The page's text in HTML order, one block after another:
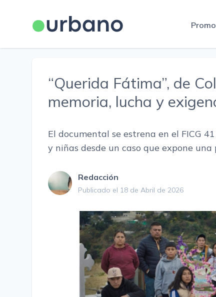
“Querida Fátima”, de
memoria, lucha y
El documental se estrena en el FICG
y niñas desde un caso que expone
Redacción
Publicado el 18 de Abril de 2026